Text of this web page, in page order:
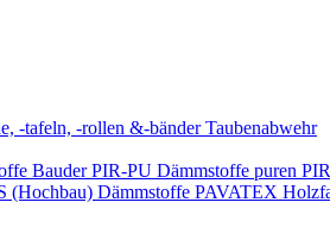
-tafeln, -rollen &-bänderTaubenabwehr
Bauder PIR-PU Dämmstoffe puren
Dämmstoffe PAVATEX